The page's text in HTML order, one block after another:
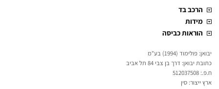
הרכב בד
מידות
הוראות כביסה
יבואן: פולימוד (1994) בע"מ
כתובת יבואן: דרך בן צבי 84 תל אביב
ח.פ.: 512037508
ארץ ייצור: סין